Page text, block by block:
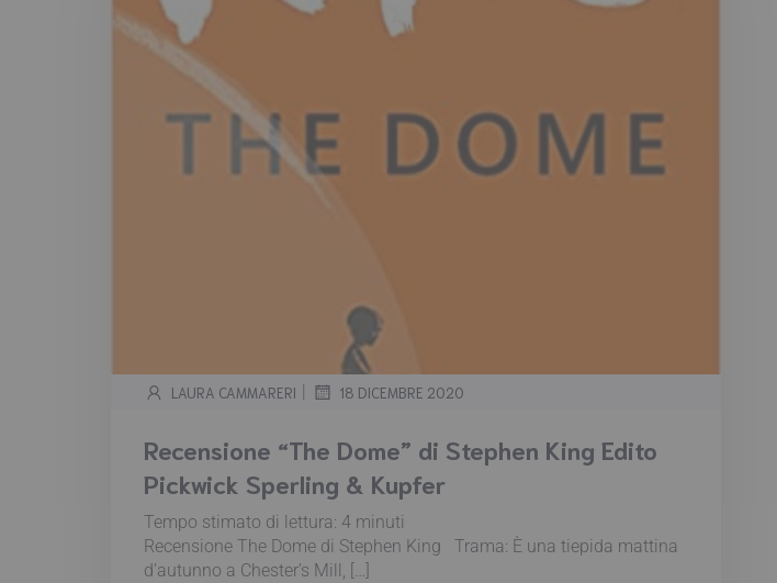
LAURA CAMMARERI | 18 DICEMBRE 2020
Recensione “The Dome” di Stephen King Edito
Pickwick Sperling & Kupfer
Tempo stimato di lettura: 4 minuti
Recensione The Dome di Stephen King Trama: È una tiepida mattina
d’autunno a Chester’s Mill, […]